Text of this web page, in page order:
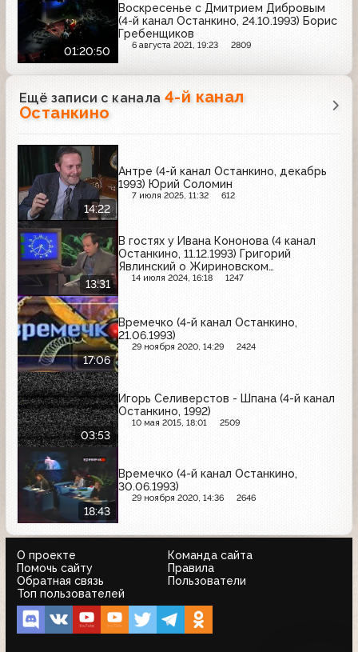
01:20:50
Воскресенье с Дмитрием Дибровым
(4-й канал Останкино, 24.10.1993) Борис
Гребенщиков
6 августа 2021, 19:23 2809
Ещё записи с канала 4-й канал
Останкино
14:22
Антре (4-й канал Останкино, декабрь
1993) Юрий Соломин
7 июля 2025, 11:32 612
13:31
В гостях у Ивана Кононова (4 канал
Останкино, 11.12.1993) Григорий
Явлинский о Жириновском
(фрагменты)
14 июля 2024, 16:18 1247
17:06
Времечко (4-й канал Останкино,
21.06.1993)
29 ноября 2020, 14:29 2424
03:53
Игорь Селиверстов - Шпана (4-й канал
Останкино, 1992)
10 мая 2015, 18:01 2509
18:43
Времечко (4-й канал Останкино,
30.06.1993)
29 ноября 2020, 14:36 2646
О проекте
Команда сайта
Помочь сайту
Правила
Обратная связь
Пользователи
Топ пользователей